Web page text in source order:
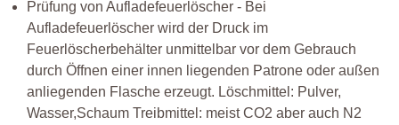
Prüfung von Aufladefeuerlöscher - Bei
Aufladefeuerlöscher wird der Druck im
Feuerlöscherbehälter unmittelbar vor dem Gebrauch
durch Öffnen einer innen liegenden Patrone oder außen
anliegenden Flasche erzeugt. Löschmittel: Pulver,
Wasser,Schaum Treibmittel: meist CO2 aber auch N2